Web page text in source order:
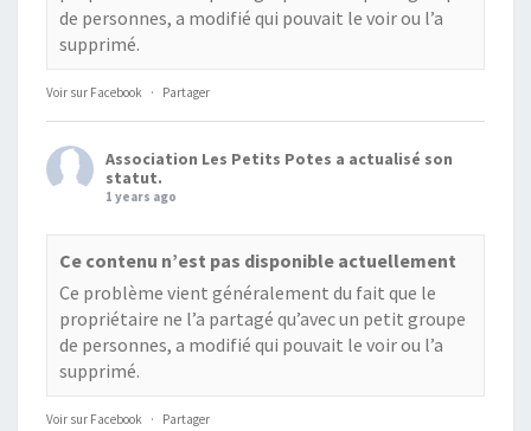
de personnes, a modifié qui pouvait le voir ou l’a
supprimé.
Voir sur Facebook · Partager
Association Les Petits Potes a actualisé son
statut.
1 years ago
Ce contenu n’est pas disponible actuellement
Ce problème vient généralement du fait que le
propriétaire ne l’a partagé qu’avec un petit groupe
de personnes, a modifié qui pouvait le voir ou l’a
supprimé.
Voir sur Facebook · Partager